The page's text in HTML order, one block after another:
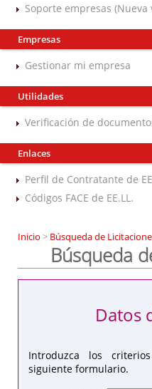
Soporte empresas (Nueva
Empresas
Gestionar mi empresa
Utilidades
Verificación de
Enlaces
Perfil de Contratante de
Códigos FACE de EE.LL.
Inicio > Búsqueda de
Búsqueda
Introduzca los
siguiente formulario.
Datos